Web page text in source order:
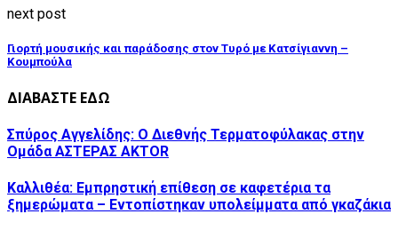
next post
Γιορτή μουσικής και παράδοσης στον Τυρό με Κατσίγιαννη –
Κουμπούλα
ΔΙΑΒΑΣΤΕ ΕΔΩ
Σπύρος Αγγελίδης: Ο Διεθνής Τερματοφύλακας στην
Ομάδα ΑΣΤΕΡΑΣ AKTOR
Καλλιθέα: Εμπρηστική επίθεση σε καφετέρια τα
ξημερώματα – Eντοπίστηκαν υπολείμματα από γκαζάκια